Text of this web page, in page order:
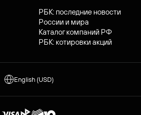
РБК: последние новости
России и мира
Каталог компаний РФ
РБК: котировки акций
English (USD)